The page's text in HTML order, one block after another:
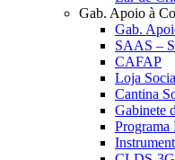
Gab. Apoio à
Gab.
SAAS –
CAFAP
Loja
Cantina
Gabinete
Programa